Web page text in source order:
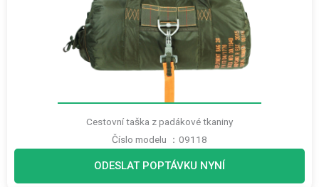
Cestovní taška z padákové tkaniny
Číslo modelu ：09118
ODESLAT POPTÁVKU NYNÍ